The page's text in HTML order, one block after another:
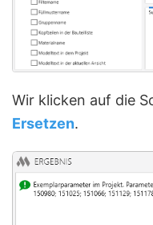
Wir klicken auf die
Ersetzen.